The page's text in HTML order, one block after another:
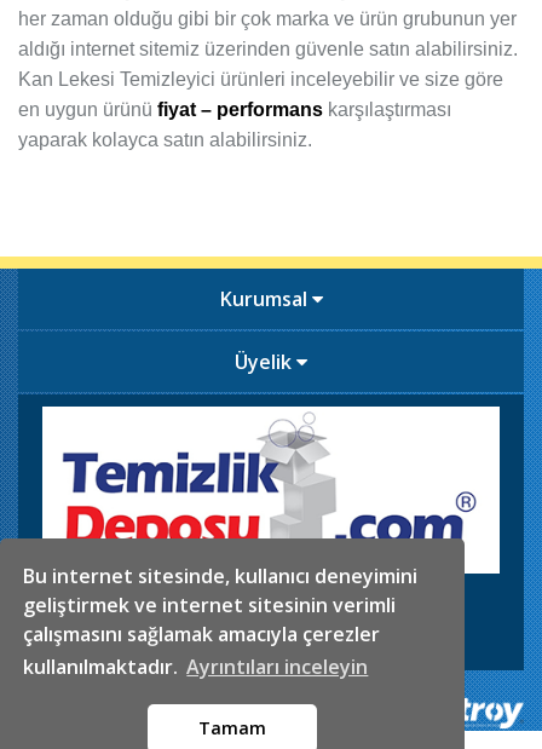
Bu internet sitesinde, kullanıcı deneyimini
geliştirmek ve internet sitesinin verimli
çalışmasını sağlamak amacıyla çerezler
kullanılmaktadır. Ayrıntıları inceleyin
Tamam
her zaman olduğu gibi bir çok marka ve ürün grubunun yer
aldığı internet sitemiz üzerinden güvenle satın alabilirsiniz.
Kan Lekesi Temizleyici ürünleri inceleyebilir ve size göre
en uygun ürünü fiyat – performans karşılaştırması
yaparak kolayca satın alabilirsiniz.
Kurumsal
Üyelik
İkitelli OSB. Sefaköy Sanayi Sitesi 5.Blok No:29-30
Telefon
Mail info@temizlikdeposu.com